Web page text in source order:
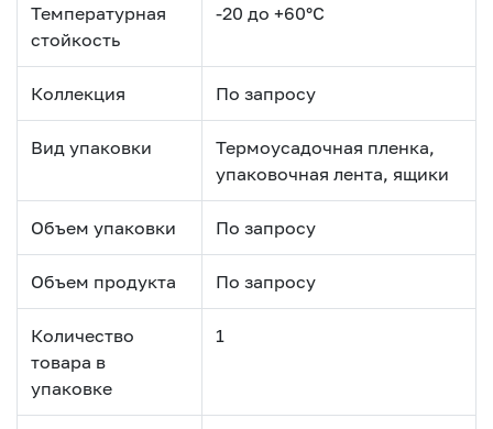
Температурная
стойкость
-20 до +60°С
Коллекция По запросу
Вид упаковки
Термоусадочная пленка,
упаковочная лента, ящики
Объем упаковки По запросу
Объем продукта По запросу
Количество
товара в
упаковке
1